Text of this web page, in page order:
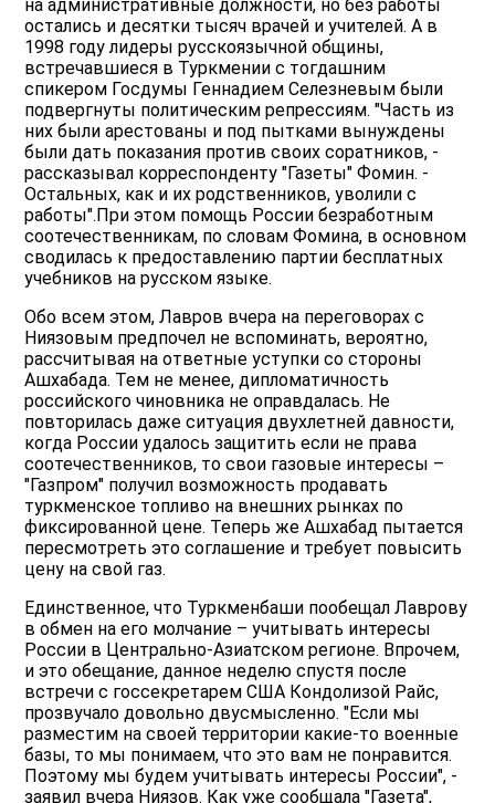
на административные должности, но без работы
остались и десятки тысяч врачей и учителей. А в
1998 году лидеры русскоязычной общины,
встречавшиеся в Туркмении с тогдашним
спикером Госдумы Геннадием Селезневым были
подвергнуты политическим репрессиям. "Часть из
них были арестованы и под пытками вынуждены
были дать показания против своих соратников, -
рассказывал корреспонденту "Газеты" Фомин. -
Остальных, как и их родственников, уволили с
работы".При этом помощь России безработным
соотечественникам, по словам Фомина, в основном
сводилась к предоставлению партии бесплатных
учебников на русском языке.
Обо всем этом, Лавров вчера на переговорах с
Ниязовым предпочел не вспоминать, вероятно,
рассчитывая на ответные уступки со стороны
Ашхабада. Тем не менее, дипломатичность
российского чиновника не оправдалась. Не
повторилась даже ситуация двухлетней давности,
когда России удалось защитить если не права
соотечественников, то свои газовые интересы –
"Газпром" получил возможность продавать
туркменское топливо на внешних рынках по
фиксированной цене. Теперь же Ашхабад пытается
пересмотреть это соглашение и требует повысить
цену на свой газ.
Единственное, что Туркменбаши пообещал Лаврову
в обмен на его молчание – учитывать интересы
России в Центрально-Азиатском регионе. Впрочем,
и это обещание, данное неделю спустя после
встречи с госсекретарем США Кондолизой Райс,
прозвучало довольно двусмысленно. "Если мы
разместим на своей территории какие-то военные
базы, то мы понимаем, что это вам не понравится.
Поэтому мы будем учитывать интересы России", -
заявил вчера Ниязов. Как уже сообщала "Газета",